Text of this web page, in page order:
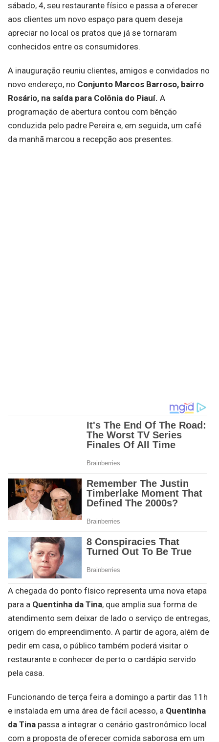
sábado, 4, seu restaurante físico e passa a oferecer
aos clientes um novo espaço para quem deseja
apreciar no local os pratos que já se tornaram
conhecidos entre os consumidores.
A inauguração reuniu clientes, amigos e convidados no
novo endereço, no Conjunto Marcos Barroso, bairro
Rosário, na saída para Colônia do Piauí. A
programação de abertura contou com bênção
conduzida pelo padre Pereira e, em seguida, um café
da manhã marcou a recepção aos presentes.
A chegada do ponto físico representa uma nova etapa
para a Quentinha da Tina, que amplia sua forma de
atendimento sem deixar de lado o serviço de entregas,
origem do empreendimento. A partir de agora, além de
pedir em casa, o público também poderá visitar o
restaurante e conhecer de perto o cardápio servido
pela casa.
Funcionando de terça feira a domingo a partir das 11h
e instalada em uma área de fácil acesso, a Quentinha
da Tina passa a integrar o cenário gastronômico local
com a proposta de oferecer comida saborosa em um